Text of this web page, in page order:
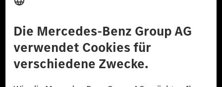
Datenschutz Lizenzhinweise Dritter Barrierefreiheit
© 2026 Mercedes-Benz Group AG. Alle Rechte vorbehalten.